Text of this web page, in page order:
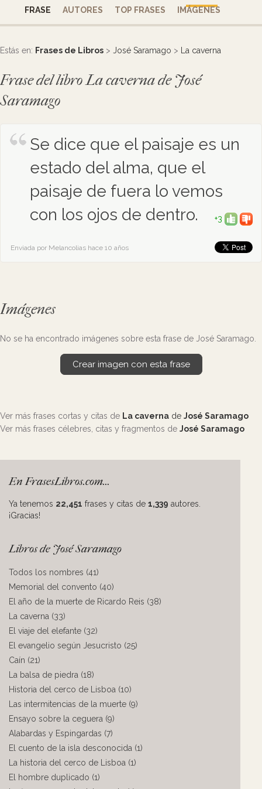
FRASE
AUTORES TOP FRASES IMÁGENES
Estás en: Frases de Libros > José Saramago > La caverna
Frase del libro La caverna de José
Saramago
Se dice que el paisaje es un
estado del alma, que el
paisaje de fuera lo vemos
con los ojos de dentro.
+3
Enviada por Melancolias hace 10 años
Imágenes
No se ha encontrado imágenes sobre esta frase de José Saramago.
Crear imagen con esta frase
Ver más frases cortas y citas de La caverna de José Saramago
Ver más frases célebres, citas y fragmentos de José Saramago
En FrasesLibros.com...
Ya tenemos 22,451 frases y citas de 1,339 autores.
¡Gracias!
Libros de José Saramago
Todos los nombres (41)
Memorial del convento (40)
El año de la muerte de Ricardo Reis (38)
La caverna (33)
El viaje del elefante (32)
El evangelio según Jesucristo (25)
Caín (21)
La balsa de piedra (18)
Historia del cerco de Lisboa (10)
Las intermitencias de la muerte (9)
Ensayo sobre la ceguera (9)
Alabardas y Espingardas (7)
El cuento de la isla desconocida (1)
La historia del cerco de Lisboa (1)
El hombre duplicado (1)